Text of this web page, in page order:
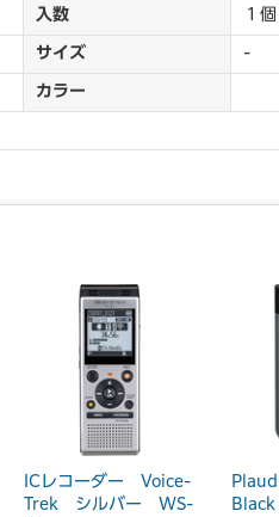
入数 １個
サイズ -
カラー
ICレコーダー Voice-
Trek シルバー WS-